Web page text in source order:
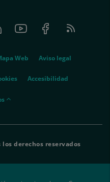
Youtube FacebookFeed
RSS
Web Aviso legal
Accesibilidad
derechos reservados